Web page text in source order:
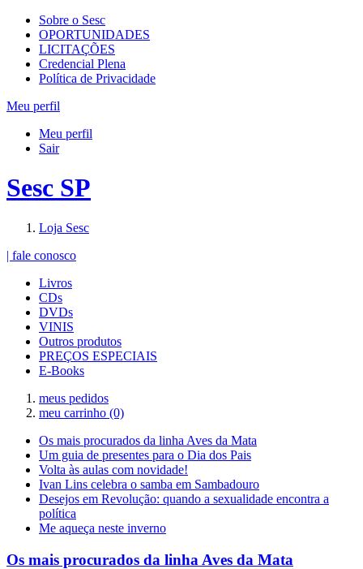
Sobre o Sesc
OPORTUNIDADES
LICITAÇÕES
Credencial Plena
Política de Privacidade
Meu perfil
Meu perfil
Sair
Sesc SP
Loja Sesc
| fale conosco
Livros
CDs
DVDs
VINIS
Outros produtos
PREÇOS ESPECIAIS
E-Books
meus pedidos
meu carrinho (0)
Os mais procurados da linha Aves da Mata
Um guia de presentes para o Dia dos Pais
Volta às aulas com novidade!
Ivan Lins celebra o samba em Sambadouro
Desejos em Revolução: quando a sexualidade encontra a
política
Me aqueça neste inverno
Os mais procurados da linha Aves da Mata